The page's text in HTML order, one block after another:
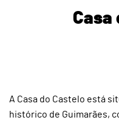
Casa
A Casa do Castelo está
histórico de Guimarães,